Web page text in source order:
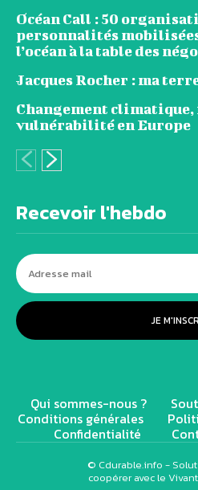
Océan Call : 50
personnalités
l’océan à la table des
Jacques Rocher : ma
Changement climatique,
vulnérabilité en Europe
Recevoir l'hebdo
JE
Qui sommes-nous ?
Conditions générales
Confidentialité
© Cdurable.info -
coopérer avec le